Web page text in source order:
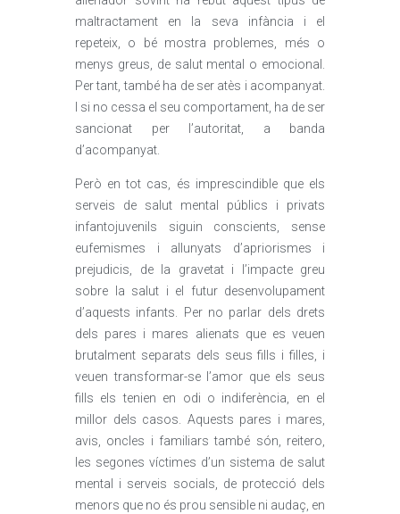
maltractament en la seva infància i el
repeteix, o bé mostra problemes, més o
menys greus, de salut mental o emocional.
Per tant, també ha de ser atès i acompanyat.
I si no cessa el seu comportament, ha de ser
sancionat per l’autoritat, a banda
d’acompanyat.
Però en tot cas, és imprescindible que els
serveis de salut mental públics i privats
infantojuvenils siguin conscients, sense
eufemismes i allunyats d’apriorismes i
prejudicis, de la gravetat i l’impacte greu
sobre la salut i el futur desenvolupament
d’aquests infants. Per no parlar dels drets
dels pares i mares alienats que es veuen
brutalment separats dels seus fills i filles, i
veuen transformar-se l’amor que els seus
fills els tenien en odi o indiferència, en el
millor dels casos. Aquests pares i mares,
avis, oncles i familiars també són, reitero,
les segones víctimes d’un sistema de salut
mental i serveis socials, de protecció dels
menors que no és prou sensible ni audaç, en